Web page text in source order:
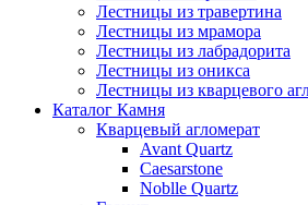
Лестницы из травертина
Лестницы из мрамора
Лестницы из лабрадорита
Лестницы из оникса
Лестницы из кварцевого
Каталог Камня
Кварцевый агломерат
Avant Quartz
Caesarstone
Noblle Quartz